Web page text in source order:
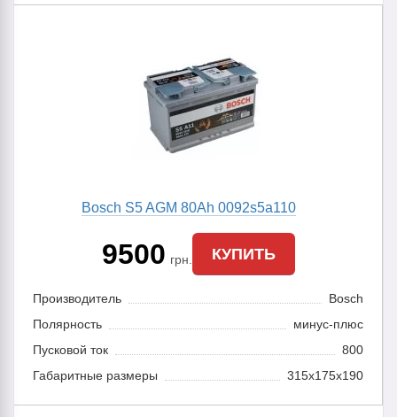
Bosch S5 AGM 80Ah 0092s5a110
9500 грн. КУПИТЬ
Производитель
Bosch
Полярность
минус-плюс
Пусковой ток
800
Габаритные размеры
315x175x190